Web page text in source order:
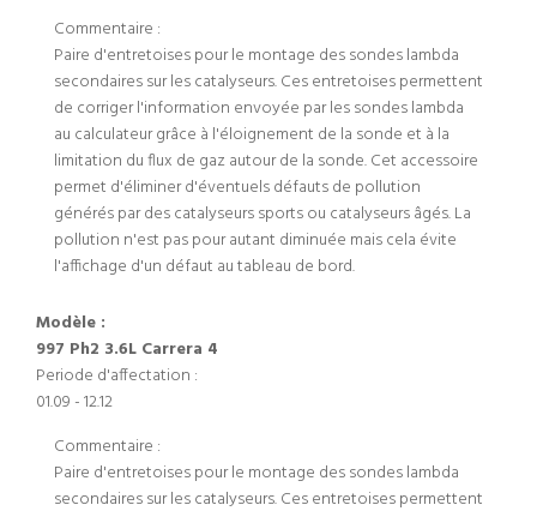
Commentaire :
Paire d'entretoises pour le montage des sondes lambda
secondaires sur les catalyseurs. Ces entretoises permettent
de corriger l'information envoyée par les sondes lambda
au calculateur grâce à l'éloignement de la sonde et à la
limitation du flux de gaz autour de la sonde. Cet accessoire
permet d'éliminer d'éventuels défauts de pollution
générés par des catalyseurs sports ou catalyseurs âgés. La
pollution n'est pas pour autant diminuée mais cela évite
l'affichage d'un défaut au tableau de bord.
Modèle :
997 Ph2 3.6L Carrera 4
Periode d'affectation :
01.09 - 12.12
Commentaire :
Paire d'entretoises pour le montage des sondes lambda
secondaires sur les catalyseurs. Ces entretoises permettent